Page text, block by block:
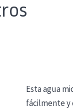
Esta agua
fácilmente y